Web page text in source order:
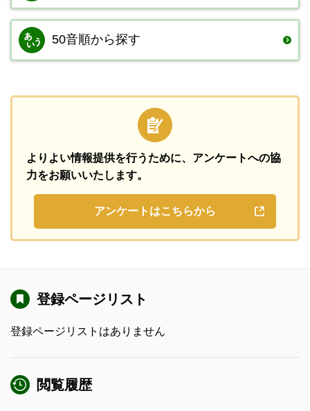
50音順から探す
よりよい情報提供を行うために、 アンケートへの協
力をお願いいたします。
アンケートはこちらから
登録ページリスト
登録ページリストはありません
閲覧履歴